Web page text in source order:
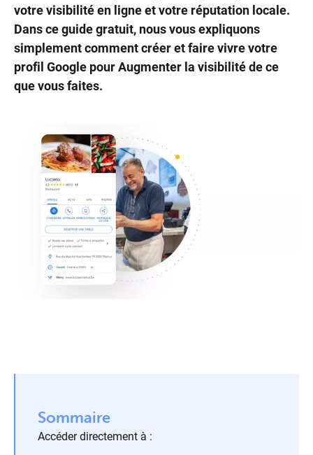
votre visibilité en ligne et votre réputation locale.
Dans ce guide gratuit, nous vous expliquons
simplement comment créer et faire vivre votre
profil Google pour Augmenter la visibilité de ce
que vous faites.
Sommaire
Accéder directement à :